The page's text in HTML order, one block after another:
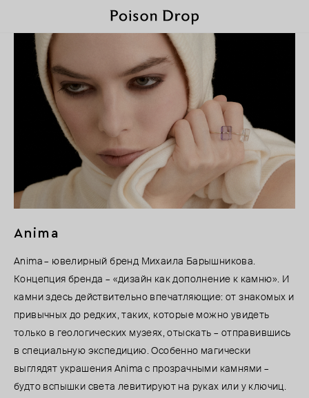
Anima
Anima – ювелирный бренд Михаила Барышникова.
Концепция бренда – «дизайн как дополнение к камню». И
камни здесь действительно впечатляющие: от знакомых и
привычных до редких, таких, которые можно увидеть
только в геологических музеях, отыскать – отправившись
в специальную экспедицию. Особенно магически
выглядят украшения Anima с прозрачными камнями –
будто вспышки света левитируют на руках или у ключиц.